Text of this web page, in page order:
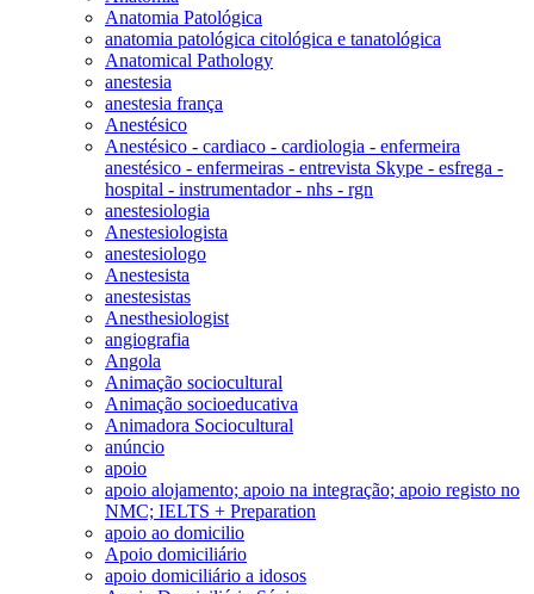
Anatomia Patológica
anatomia patológica citológica e tanatológica
Anatomical Pathology
anestesia
anestesia frança
Anestésico
Anestésico - cardiaco - cardiologia - enfermeira
anestésico - enfermeiras - entrevista Skype - esfrega -
hospital - instrumentador - nhs - rgn
anestesiologia
Anestesiologista
anestesiologo
Anestesista
anestesistas
Anesthesiologist
angiografia
Angola
Animação sociocultural
Animação socioeducativa
Animadora Sociocultural
anúncio
apoio
apoio alojamento; apoio na integração; apoio registo no
NMC; IELTS + Preparation
apoio ao domicilio
Apoio domiciliário
apoio domiciliário a idosos